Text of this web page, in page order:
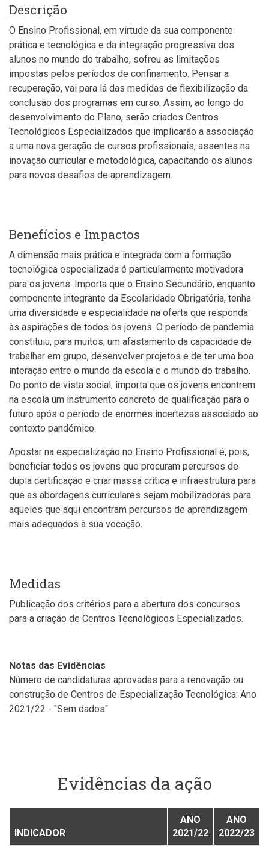
Descrição
O Ensino Profissional, em virtude da sua componente
prática e tecnológica e da integração progressiva dos
alunos no mundo do trabalho, sofreu as limitações
impostas pelos períodos de confinamento. Pensar a
recuperação, vai para lá das medidas de flexibilização da
conclusão dos programas em curso. Assim, ao longo do
desenvolvimento do Plano, serão criados Centros
Tecnológicos Especializados que implicarão a associação
a uma nova geração de cursos profissionais, assentes na
inovação curricular e metodológica, capacitando os alunos
para novos desafios de aprendizagem.
Benefícios e Impactos
A dimensão mais prática e integrada com a formação
tecnológica especializada é particularmente motivadora
para os jovens. Importa que o Ensino Secundário, enquanto
componente integrante da Escolaridade Obrigatória, tenha
uma diversidade e especialidade na oferta que responda
às aspirações de todos os jovens. O período de pandemia
constituiu, para muitos, um afastamento da capacidade de
trabalhar em grupo, desenvolver projetos e de ter uma boa
interação entre o mundo da escola e o mundo do trabalho.
Do ponto de vista social, importa que os jovens encontrem
na escola um instrumento concreto de qualificação para o
futuro após o período de enormes incertezas associado ao
contexto pandémico.
Apostar na especialização no Ensino Profissional é, pois,
beneficiar todos os jovens que procuram percursos de
dupla certificação e criar massa crítica e infraestrutura para
que as abordagens curriculares sejam mobilizadoras para
aqueles que aqui encontram percursos de aprendizagem
mais adequados à sua vocação.
Medidas
Publicação dos critérios para a abertura dos concursos
para a criação de Centros Tecnológicos Especializados.
Notas das Evidências
Número de candidaturas aprovadas para a renovação ou
construção de Centros de Especialização Tecnológica: Ano
2021/22 - "Sem dados"
Evidências da ação
INDICADOR
ANO
2021/22
ANO
2022/23